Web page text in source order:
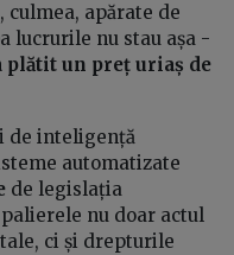
apărate de
lucrurile nu stau așa -
plătit un preț uriaș de
de inteligență
automatizate
de legislația
nu doar actul
ci și drepturile